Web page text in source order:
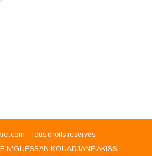
- Tous droits réservés.
N'GUESSAN KOUADJANE AKISSI